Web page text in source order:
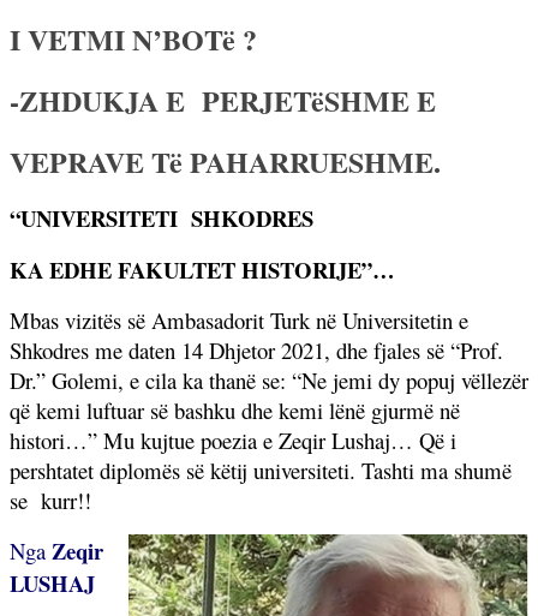
I VETMI N’BOTë ?
-ZHDUKJA E PERJETëSHME E
VEPRAVE Të PAHARRUESHME.
“UNIVERSITETI SHKODRES
KA EDHE FAKULTET HISTORIJE”…
Mbas vizitës së Ambasadorit Turk në Universitetin e
Shkodres me daten 14 Dhjetor 2021, dhe fjales së “Prof.
Dr.” Golemi, e cila ka thanë se: “Ne jemi dy popuj vëllezër
që kemi luftuar së bashku dhe kemi lënë gjurmë në
histori…” Mu kujtue poezia e Zeqir Lushaj… Që i
pershtatet diplomës së këtij universiteti. Tashti ma shumë
se kurr!!
Nga Zeqir
LUSHAJ